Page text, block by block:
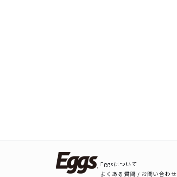
Eggsについて
よくある質問 / お問い合わせ